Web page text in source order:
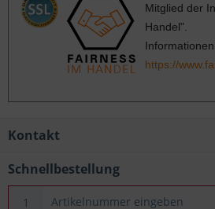
Mitglied der
Handel".
https://
Kontakt
Schnellbestellung